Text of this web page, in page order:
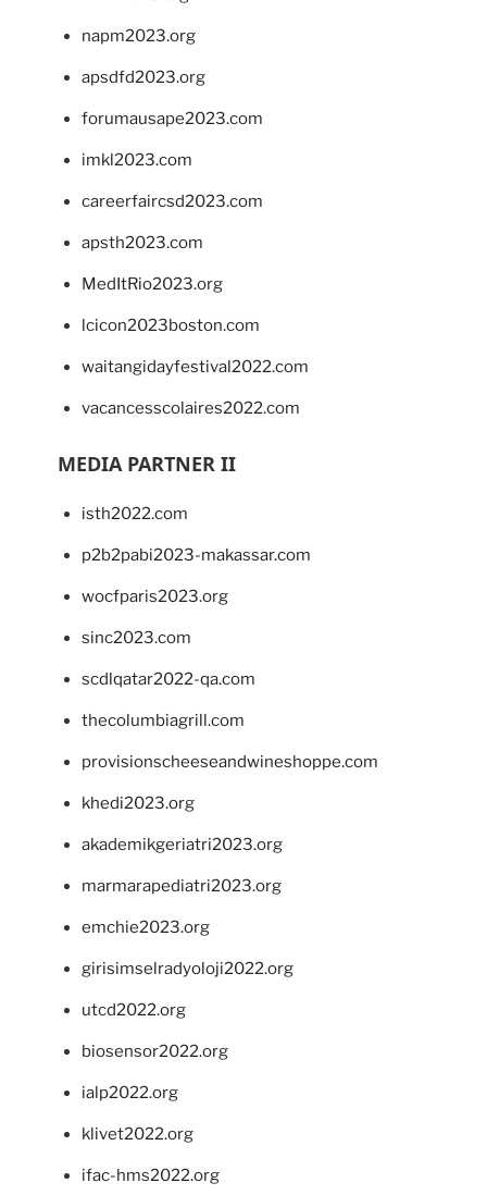
napm2023.org
apsdfd2023.org
forumausape2023.com
imkl2023.com
careerfaircsd2023.com
apsth2023.com
MedItRio2023.org
lcicon2023boston.com
waitangidayfestival2022.com
vacancesscolaires2022.com
MEDIA PARTNER II
isth2022.com
p2b2pabi2023-makassar.com
wocfparis2023.org
sinc2023.com
scdlqatar2022-qa.com
thecolumbiagrill.com
provisionscheeseandwineshoppe.com
khedi2023.org
akademikgeriatri2023.org
marmarapediatri2023.org
emchie2023.org
girisimselradyoloji2022.org
utcd2022.org
biosensor2022.org
ialp2022.org
klivet2022.org
ifac-hms2022.org